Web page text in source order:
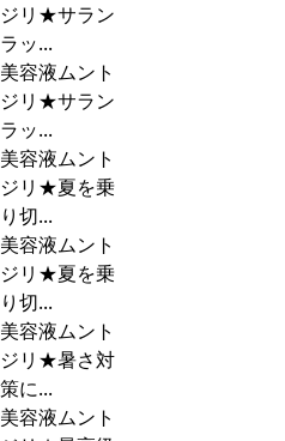
ジリ★サラン
ラッ...
美容液ムント
ジリ★サラン
ラッ...
美容液ムント
ジリ★夏を乗
り切...
美容液ムント
ジリ★夏を乗
り切...
美容液ムント
ジリ★暑さ対
策に...
美容液ムント